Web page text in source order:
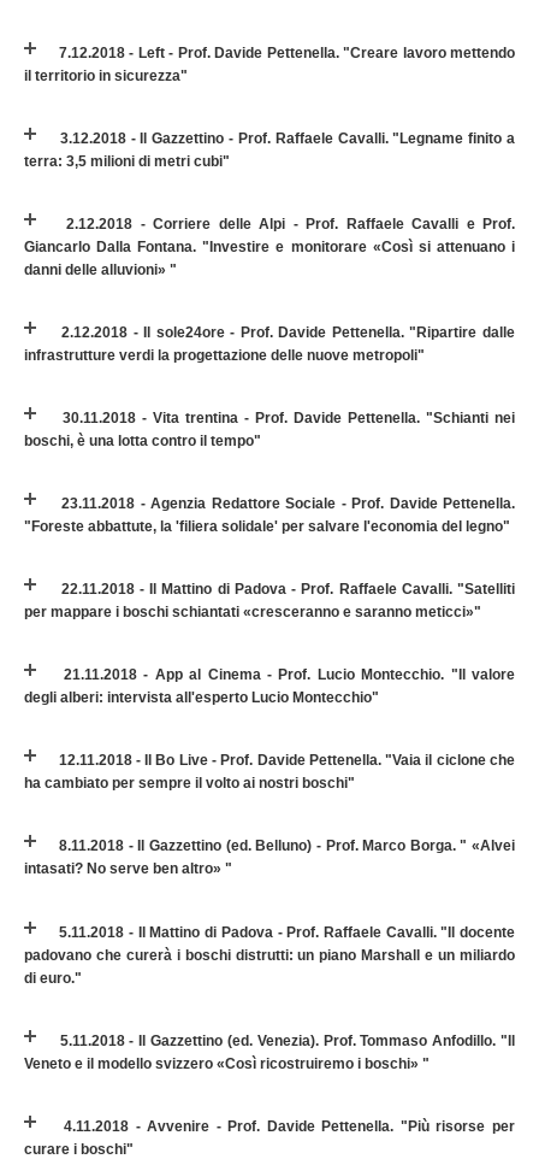
7.12.2018 - Left - Prof. Davide Pettenella. "Creare lavoro mettendo
il territorio in sicurezza"
3.12.2018 - Il Gazzettino - Prof. Raffaele Cavalli. "Legname finito a
terra: 3,5 milioni di metri cubi"
2.12.2018 - Corriere delle Alpi - Prof. Raffaele Cavalli e Prof.
Giancarlo Dalla Fontana. "Investire e monitorare «Così si attenuano i
danni delle alluvioni» "
2.12.2018 - Il sole24ore - Prof. Davide Pettenella. "Ripartire dalle
infrastrutture verdi la progettazione delle nuove metropoli"
30.11.2018 - Vita trentina - Prof. Davide Pettenella. "Schianti nei
boschi, è una lotta contro il tempo"
23.11.2018 - Agenzia Redattore Sociale - Prof. Davide Pettenella.
"Foreste abbattute, la 'filiera solidale' per salvare l'economia del legno"
22.11.2018 - Il Mattino di Padova - Prof. Raffaele Cavalli. "Satelliti
per mappare i boschi schiantati «cresceranno e saranno meticci»"
21.11.2018 - App al Cinema - Prof. Lucio Montecchio. "Il valore
degli alberi: intervista all'esperto Lucio Montecchio"
12.11.2018 - Il Bo Live - Prof. Davide Pettenella. "Vaia il ciclone che
ha cambiato per sempre il volto ai nostri boschi"
8.11.2018 - Il Gazzettino (ed. Belluno) - Prof. Marco Borga. " «Alvei
intasati? No serve ben altro» "
5.11.2018 - Il Mattino di Padova - Prof. Raffaele Cavalli. "Il docente
padovano che curerà i boschi distrutti: un piano Marshall e un miliardo
di euro."
5.11.2018 - Il Gazzettino (ed. Venezia). Prof. Tommaso Anfodillo. "Il
Veneto e il modello svizzero «Così ricostruiremo i boschi» "
4.11.2018 - Avvenire - Prof. Davide Pettenella. "Più risorse per
curare i boschi"